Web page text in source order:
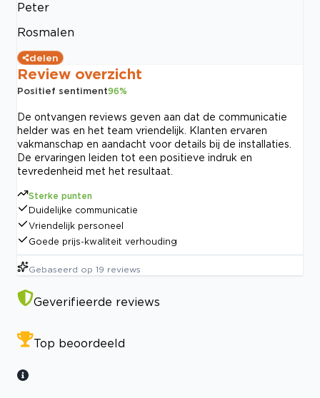
Peter
Rosmalen
delen
Review overzicht
Positief sentiment96%
De ontvangen reviews geven aan dat de communicatie
helder was en het team vriendelijk. Klanten ervaren
vakmanschap en aandacht voor details bij de installaties.
De ervaringen leiden tot een positieve indruk en
tevredenheid met het resultaat.
Sterke punten
Duidelijke communicatie
Vriendelijk personeel
Goede prijs-kwaliteit verhouding
Gebaseerd op 19 reviews
Geverifieerde reviews
Top beoordeeld